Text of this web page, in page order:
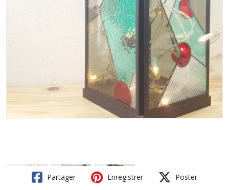
Partager Enregistrer Poster